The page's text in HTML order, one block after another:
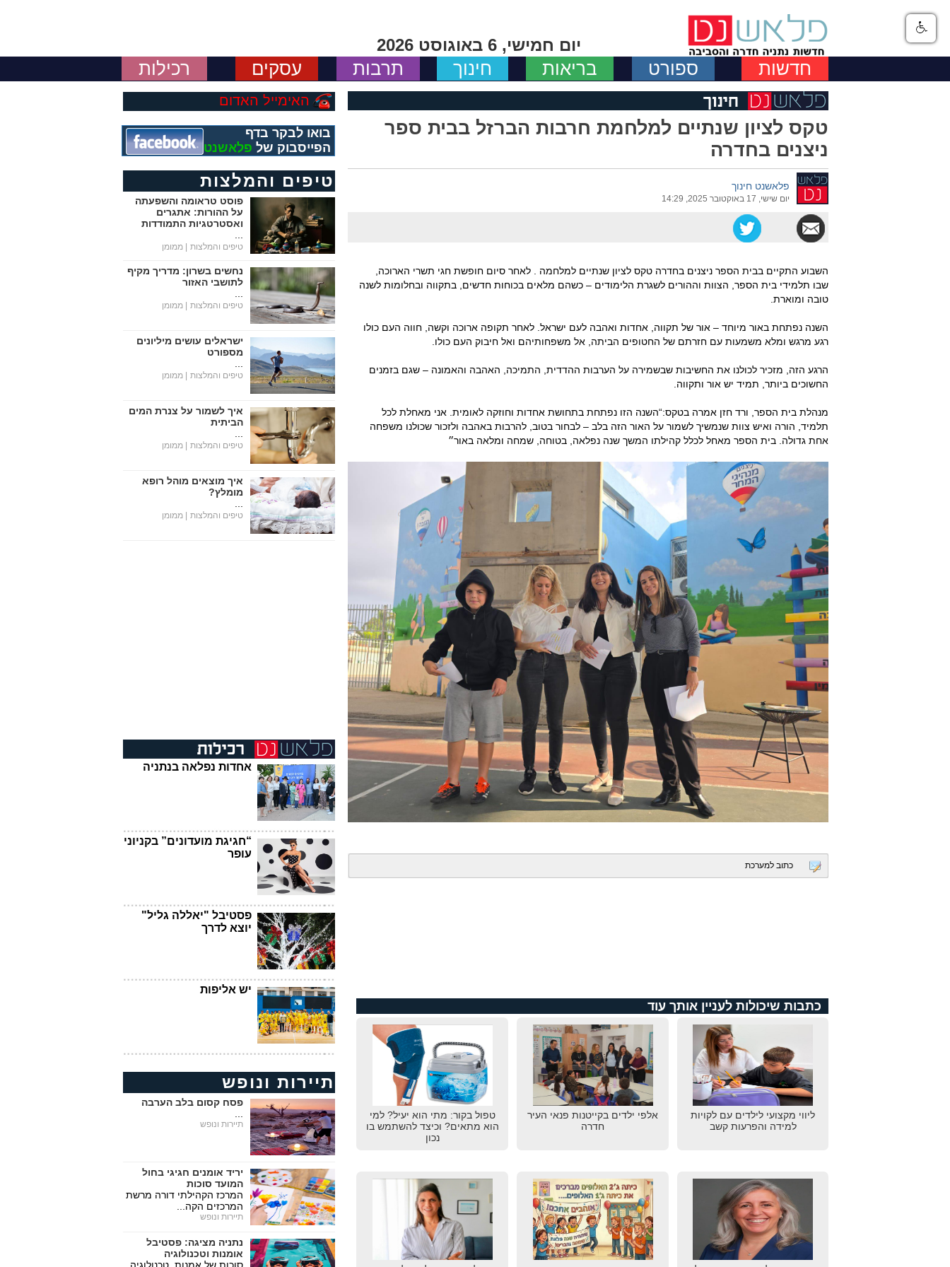
יום חמישי, 6 באוגוסט 2026
חדשות ספורט בריאות חינוך תרבות עסקים רכילות
טקס לציון שנתיים למלחמת חרבות הברזל בבית ספר
ניצנים בחדרה
פלאשנט חינוך
יום שישי, 17 באוקטובר 2025, 14:29
השבוע התקיים בבית הספר ניצנים בחדרה טקס לציון שנתיים למלחמה . לאחר סיום חופשת חגי תשרי הארוכה,
שבו תלמידי בית הספר, הצוות וההורים לשגרת הלימודים – כשהם מלאים בכוחות חדשים, בתקווה ובחלומות לשנה
טובה ומוארת.
השנה נפתחת באור מיוחד – אור של תקווה, אחדות ואהבה לעם ישראל. לאחר תקופה ארוכה וקשה, חווה העם כולו
רגע מרגש ומלא משמעות עם חזרתם של החטופים הביתה, אל משפחותיהם ואל חיבוק העם כולו.
הרגע הזה, מזכיר לכולנו את החשיבות שבשמירה על הערבות ההדדית, התמיכה, האהבה והאמונה – שגם בזמנים
החשוכים ביותר, תמיד יש אור ותקווה.
מנהלת בית הספר, ורד חזן אמרה בטקס:“השנה הזו נפתחת בתחושת אחדות וחוזקה לאומית. אני מאחלת לכל
תלמיד, הורה ואיש צוות שנמשיך לשמור על האור הזה בלב – לבחור בטוב, להרבות באהבה ולזכור שכולנו משפחה
אחת גדולה. בית הספר מאחל לכלל קהילתו המשך שנה נפלאה, בטוחה, שמחה ומלאה באור״
כתוב למערכת
כתבות שיכולות לעניין אותך עוד
ליווי מקצועי לילדים עם לקויות
למידה והפרעות קשב
אלפי ילדים בקייטנות פנאי העיר
חדרה
טפול בקור: מתי הוא יעיל? למי
הוא מתאים? וכיצד להשתמש בו
נכון
האימייל האדום
בואו לבקר בדף
הפייסבוק של פלאשנט
טיפים והמלצות
פוסט טראומה והשפעתה
על ההורות: אתגרים
ואסטרטגיות התמודדות
טיפים והמלצות | ממומן
נחשים בשרון: מדריך מקיף
לתושבי האזור
טיפים והמלצות | ממומן
ישראלים עושים מיליונים
מספורט
טיפים והמלצות | ממומן
איך לשמור על צנרת המים
הביתית
טיפים והמלצות | ממומן
איך מוצאים מוהל רופא
מומלץ?
טיפים והמלצות | ממומן
אחדות נפלאה בנתניה
“חגיגת מועדונים” בקניוני
עופר
פסטיבל "יאללה גליל"
יוצא לדרך
יש אליפות
תיירות ונופש
פסח קסום בלב הערבה
תיירות ונופש
יריד אומנים חגיגי בחול
המועד סוכות
המרכז הקהילתי דורה מרשת
המרכזים הקה...
תיירות ונופש
נתניה מציגה: פסטיבל
אומנות וטכנולוגיה